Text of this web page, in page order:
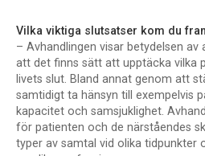
Vilka viktiga slutsatser kom du
– Avhandlingen visar betydelsen
att det finns sätt att upptäcka vilka
livets slut. Bland annat genom att
samtidigt ta hänsyn till exempelvis
kapacitet och samsjuklighet.
för patienten och de närståendes
typer av samtal vid olika tidpunkter